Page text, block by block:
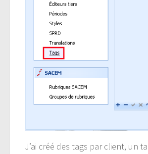
J’ai créé des tags par client, un